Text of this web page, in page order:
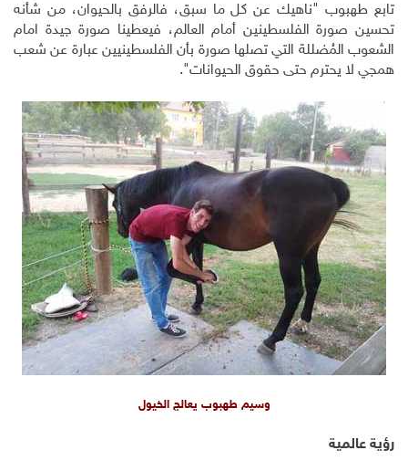
تابع طهبوب "ناهيك عن كل ما سبق، فالرفق بالحيوان، من شأنه
تحسين صورة الفلسطينين أمام العالم، فيعطينا صورة جيدة امام
الشعوب المُضللة التي تصلها صورة بأن الفلسطينيين عبارة عن شعب
همجي لا يحترم حتى حقوق الحيوانات".
وسيم طهبوب يعالج الخيول
رؤية عالمية